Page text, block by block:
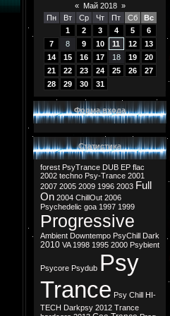
« Май 2018 »
Пн
Вт Ср Чт Пт Сб
Вс
1
2 3 4 5
6
7
8 9 10 11 12
13
14
15 16 17 18 19
20
21
22 23 24 25 26
27
28
29 30 31
Форма входа
Статистика
forest PsyTrance DUB EP flac
2002 techno Psy-Trance 2001
2007 2005 2009 1996 2003 Full
On 2004 ChillOut 2006
Psychedelic goa 1997 1999
Progressive
Ambient Downtempo PsyChill Dark
2010 VA 1998 1995 2000 Psybient
Psycore Psydub Psy
Trance Psy Chill HI-
TECH Darkpsy 2012 Trance